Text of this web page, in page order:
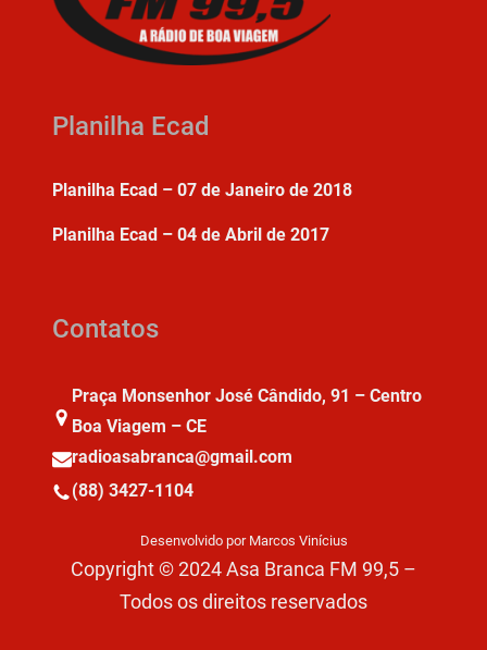
Planilha Ecad
Planilha Ecad – 07 de Janeiro de 2018
Planilha Ecad – 04 de Abril de 2017
Contatos
Praça Monsenhor José Cândido, 91 – Centro
Boa Viagem – CE
radioasabranca@gmail.com
(88) 3427-1104
Desenvolvido por Marcos Vinícius
Copyright © 2024 Asa Branca FM 99,5 –
Todos os direitos reservados